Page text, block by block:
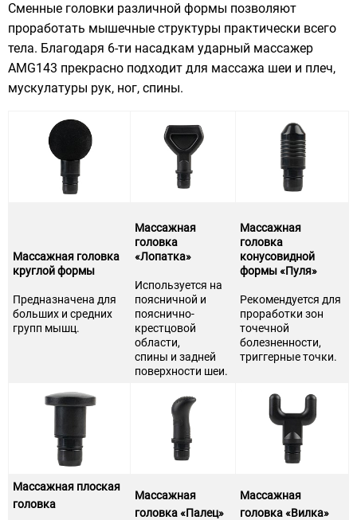
Сменные головки различной формы позволяют
проработать мышечные структуры практически всего
тела. Благодаря 6-ти насадкам ударный массажер
AMG143 прекрасно подходит для массажа шеи и плеч,
мускулатуры рук, ног, спины.
Массажная головка
круглой формы
Предназначена для
больших и средних
групп мышц.
Массажная
головка
«Лопатка»
Используется на
поясничной и
пояснично-
крестцовой
области,
спины и задней
поверхности шеи.
Массажная
головка
конусовидной
формы «Пуля»
Рекомендуется для
проработки зон
точечной
болезненности,
триггерные точки.
Массажная плоская
головка
Массажная
головка «Палец»
Массажная
головка «Вилка»